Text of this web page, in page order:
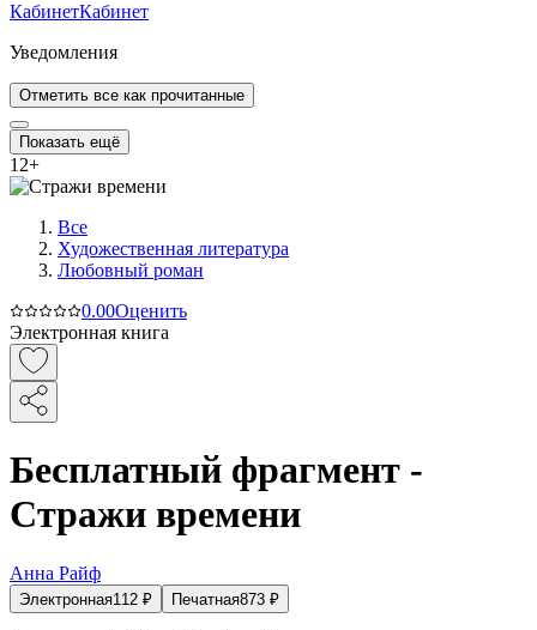
КабинетКабинет
Уведомления
Отметить все как прочитанные
Показать ещё
12+
Все
Художественная литература
Любовный роман
0.00Оценить
Электронная книга
Бесплатный фрагмент -
Стражи времени
Анна Райф
Электронная112 ₽ Печатная873 ₽